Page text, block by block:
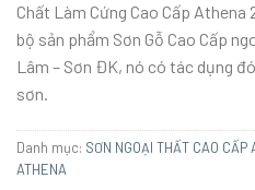
Chất Làm Cứng Cao Cấp
bộ sản phẩm Sơn Gỗ Cao Cấp
Lâm – Sơn ĐK, nó có tác dụng
sơn.
Danh mục: SƠN NGOẠI THẤT CAO CẤP
ATHENA